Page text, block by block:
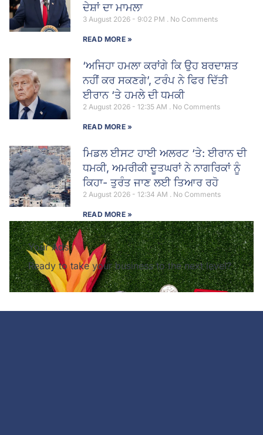
ਦੇਸ਼ਾਂ ਦਾ ਮਾਮਲਾ
3 August 2026 - 9:02 PM No Comments
READ MORE »
‘ਅਜਿਹਾ ਹਮਲਾ ਕਰਾਂਗੇ ਕਿ ਉਹ ਬਰਦਾਸ਼ਤ
ਨਹੀਂ ਕਰ ਸਕਣਗੇ’, ਟਰੰਪ ਨੇ ਫਿਰ ਦਿੱਤੀ
ਈਰਾਨ ‘ਤੇ ਹਮਲੇ ਦੀ ਧਮਕੀ
2 August 2026 - 12:35 AM No Comments
READ MORE »
ਮਿਡਲ ਈਸਟ ਹਾਈ ਅਲਰਟ ‘ਤੇ: ਈਰਾਨ ਦੀ
ਧਮਕੀ, ਅਮਰੀਕੀ ਦੂਤਘਰਾਂ ਨੇ ਨਾਗਰਿਕਾਂ ਨੂੰ
ਕਿਹਾ- ਤੁਰੰਤ ਜਾਣ ਲਈ ਤਿਆਰ ਰਹੋ
2 August 2026 - 12:34 AM No Comments
READ MORE »
Your Ads
Ready to take your business to the next level?